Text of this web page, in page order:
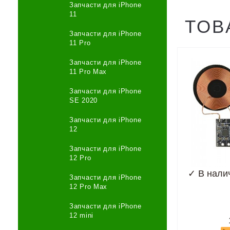
Запчасти для iPhone
11
Запчасти для iPhone
11 Pro
Запчасти для iPhone
11 Pro Max
Запчасти для iPhone
SE 2020
Запчасти для iPhone
12
Запчасти для iPhone
12 Pro
Запчасти для iPhone
12 Pro Max
Запчасти для iPhone
12 mini
✓ В